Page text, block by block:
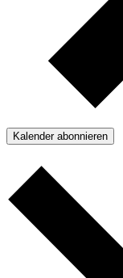
Kalender abonnieren